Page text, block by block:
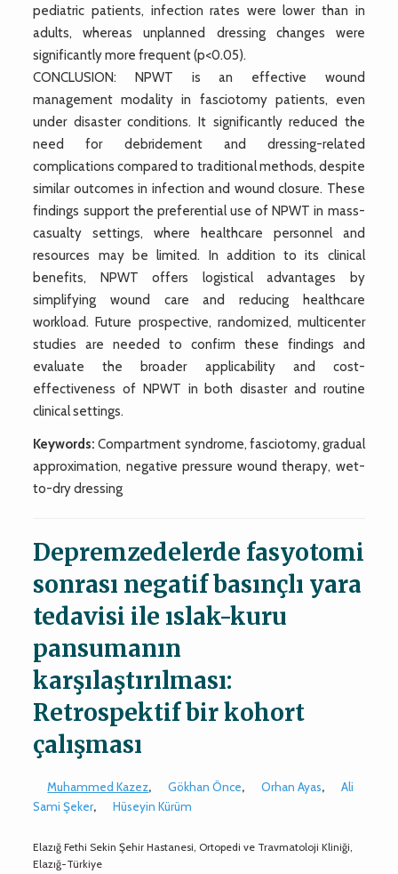
pediatric patients, infection rates were lower than in
adults, whereas unplanned dressing changes were
significantly more frequent (p<0.05).
CONCLUSION: NPWT is an effective wound
management modality in fasciotomy patients, even
under disaster conditions. It significantly reduced the
need for debridement and dressing-related
complications compared to traditional methods, despite
similar outcomes in infection and wound closure. These
findings support the preferential use of NPWT in mass-
casualty settings, where healthcare personnel and
resources may be limited. In addition to its clinical
benefits, NPWT offers logistical advantages by
simplifying wound care and reducing healthcare
workload. Future prospective, randomized, multicenter
studies are needed to confirm these findings and
evaluate the broader applicability and cost-
effectiveness of NPWT in both disaster and routine
clinical settings.
Keywords: Compartment syndrome, fasciotomy, gradual
approximation, negative pressure wound therapy, wet-
to-dry dressing
Depremzedelerde fasyotomi
sonrası negatif basınçlı yara
tedavisi ile ıslak-kuru
pansumanın
karşılaştırılması:
Retrospektif bir kohort
çalışması
Muhammed Kazez, Gökhan Önce, Orhan Ayas,
Ali
Sami Şeker, Hüseyin Kürüm
Elazığ Fethi Sekin Şehir Hastanesi, Ortopedi ve Travmatoloji Kliniği,
Elazığ-Türkiye